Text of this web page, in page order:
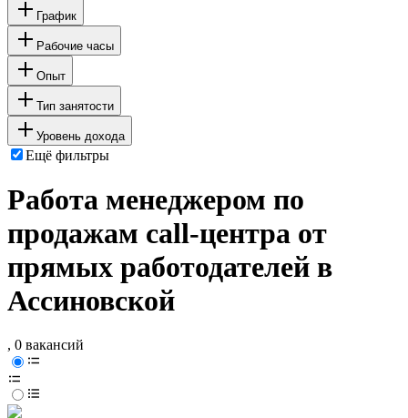
График
Рабочие часы
Опыт
Тип занятости
Уровень дохода
Ещё фильтры
Работа менеджером по
продажам call-центра от
прямых работодателей в
Ассиновской
, 0 вакансий